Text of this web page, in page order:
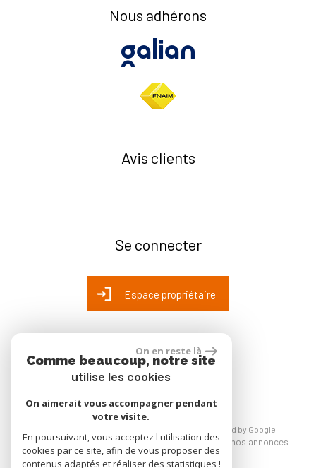
Nous adhérons
Avis clients
Se connecter
Espace propriétaire
réalisé par
© 2026 | Tous droits réservés | Traduction powered by Google
Plan du site Mentions légales Liens Admin
Toutes nos annonces
Politique RGPD
On en reste là
Comme beaucoup, notre site
utilise les cookies
On aimerait vous accompagner pendant
votre visite.
En poursuivant, vous acceptez l'utilisation des
cookies par ce site, afin de vous proposer des
contenus adaptés et réaliser des statistiques !